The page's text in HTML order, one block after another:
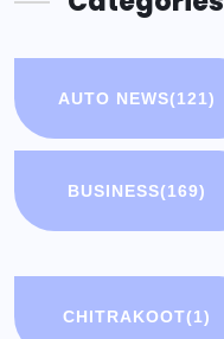
AUTO NEWS(121)
BUSINESS(169)
CHITRAKOOT(1)